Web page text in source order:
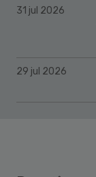
31 jul 2026
29 jul 2026